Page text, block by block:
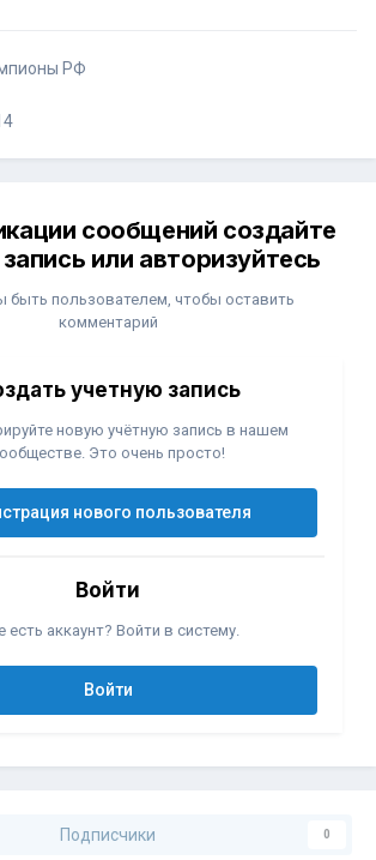
РФ
сообщений создайте
или авторизуйтесь
пользователем, чтобы оставить
комментарий
учетную запись
новую учётную запись в нашем
Это очень просто!
нового пользователя
Войти
есть аккаунт? Войти в систему.
Войти
Подписчики 0